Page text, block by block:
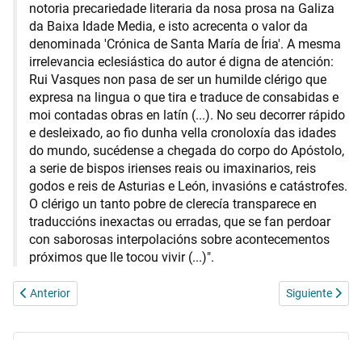
notoria precariedade literaria da nosa prosa na Galiza
da Baixa Idade Media, e isto acrecenta o valor da
denominada 'Crónica de Santa María de Íria'. A mesma
irrelevancia eclesiástica do autor é digna de atención:
Rui Vasques non pasa de ser un humilde clérigo que
expresa na lingua o que tira e traduce de consabidas e
moi contadas obras en latín (...). No seu decorrer rápido
e desleixado, ao fio dunha vella cronoloxía das idades
do mundo, sucédense a chegada do corpo do Apóstolo,
a serie de bispos irienses reais ou imaxinarios, reis
godos e reis de Asturias e León, invasións e catástrofes.
O clérigo un tanto pobre de clerecía transparece en
traduccións inexactas ou erradas, que se fan perdoar
con saborosas interpolacións sobre acontecementos
próximos que lle tocou vivir (...)".
Artículo anterior: Xenealoxías dezanas. A desaparecida Casa de
Anterior Artículo
Siguiente